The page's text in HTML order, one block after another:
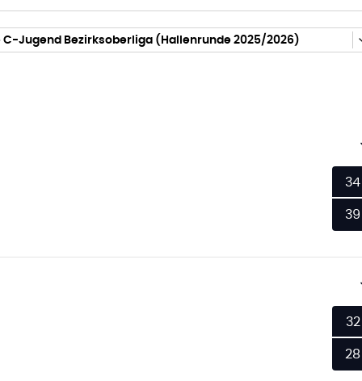
Jugend Bezirksoberliga (Hallenrunde 2025/2026)
34
39
32
28